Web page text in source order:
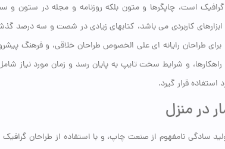
است، چاپگرها و متون بلکه روزنامه و مجله در ستون و
ابزارهای کاربردی می باشد، کتابهای زیادی در شصت و سه درصد
برای طراحان رایانه ای علی الخصوص طراحان خلاقی، و فرهنگ
راهکارها، و شرایط سخت تایپ به پایان رسد و زمان مورد نیاز
قرار گیرد.
در منزل
سادگی نامفهوم از صنعت چاپ، و با استفاده از طراحان